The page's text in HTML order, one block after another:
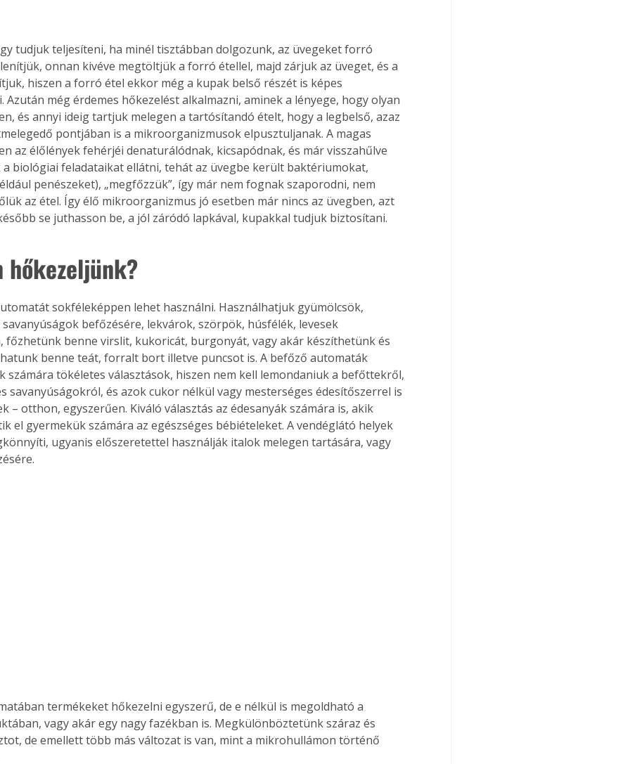
Bárhol,
élve
az
A
tudjuk teljesíteni, ha minél tisztábban dolgozunk, az üvegeket forró
onnan kivéve megtöltjük a forró étellel, majd zárjuk az üveget, és a
hiszen a forró étel ekkor még a kupak belső részét is képes
még érdemes hőkezelést alkalmazni, aminek a lényege, hogy olyan
és annyi ideig tartjuk melegen a tartósítandó ételt, hogy a legbelső, azaz
pontjában is a mikroorganizmusok elpusztuljanak. A magas
az élőlények fehérjéi denaturálódnak, kicsapódnak, és már visszahűlve
a biológiai feladataikat ellátni, tehát az üvegbe került baktériumokat,
penészeket), „megfőzzük”, így már nem fognak szaporodni, nem
az étel. Így élő mikroorganizmus jó esetben már nincs az üvegben, azt
se juthasson be, a jól záródó lapkával, kupakkal tudjuk biztosítani.
hőkezeljünk?
sokféleképpen lehet használni. Használhatjuk gyümölcsök,
savanyúságok befőzésére, lekvárok, szörpök, húsfélék, levesek
főzhetünk benne virslit, kukoricát, burgonyát, vagy akár készíthetünk és
benne teát, forralt bort illetve puncsot is. A befőző automaták
számára tökéletes választások, hiszen nem kell lemondaniuk a befőttekről,
savanyúságokról, és azok cukor nélkül vagy mesterséges édesítőszerrel is
– otthon, egyszerűen. Kiváló választás az édesanyák számára is, akik
el gyermekük számára az egészséges bébiételeket. A vendéglátó helyek
ugyanis előszeretettel használják italok melegen tartására, vagy
termékeket hőkezelni egyszerű, de e nélkül is megoldható a
vagy akár egy nagy fazékban is. Megkülönböztetünk száraz és
de emellett több más változat is van, mint a mikrohullámon történő